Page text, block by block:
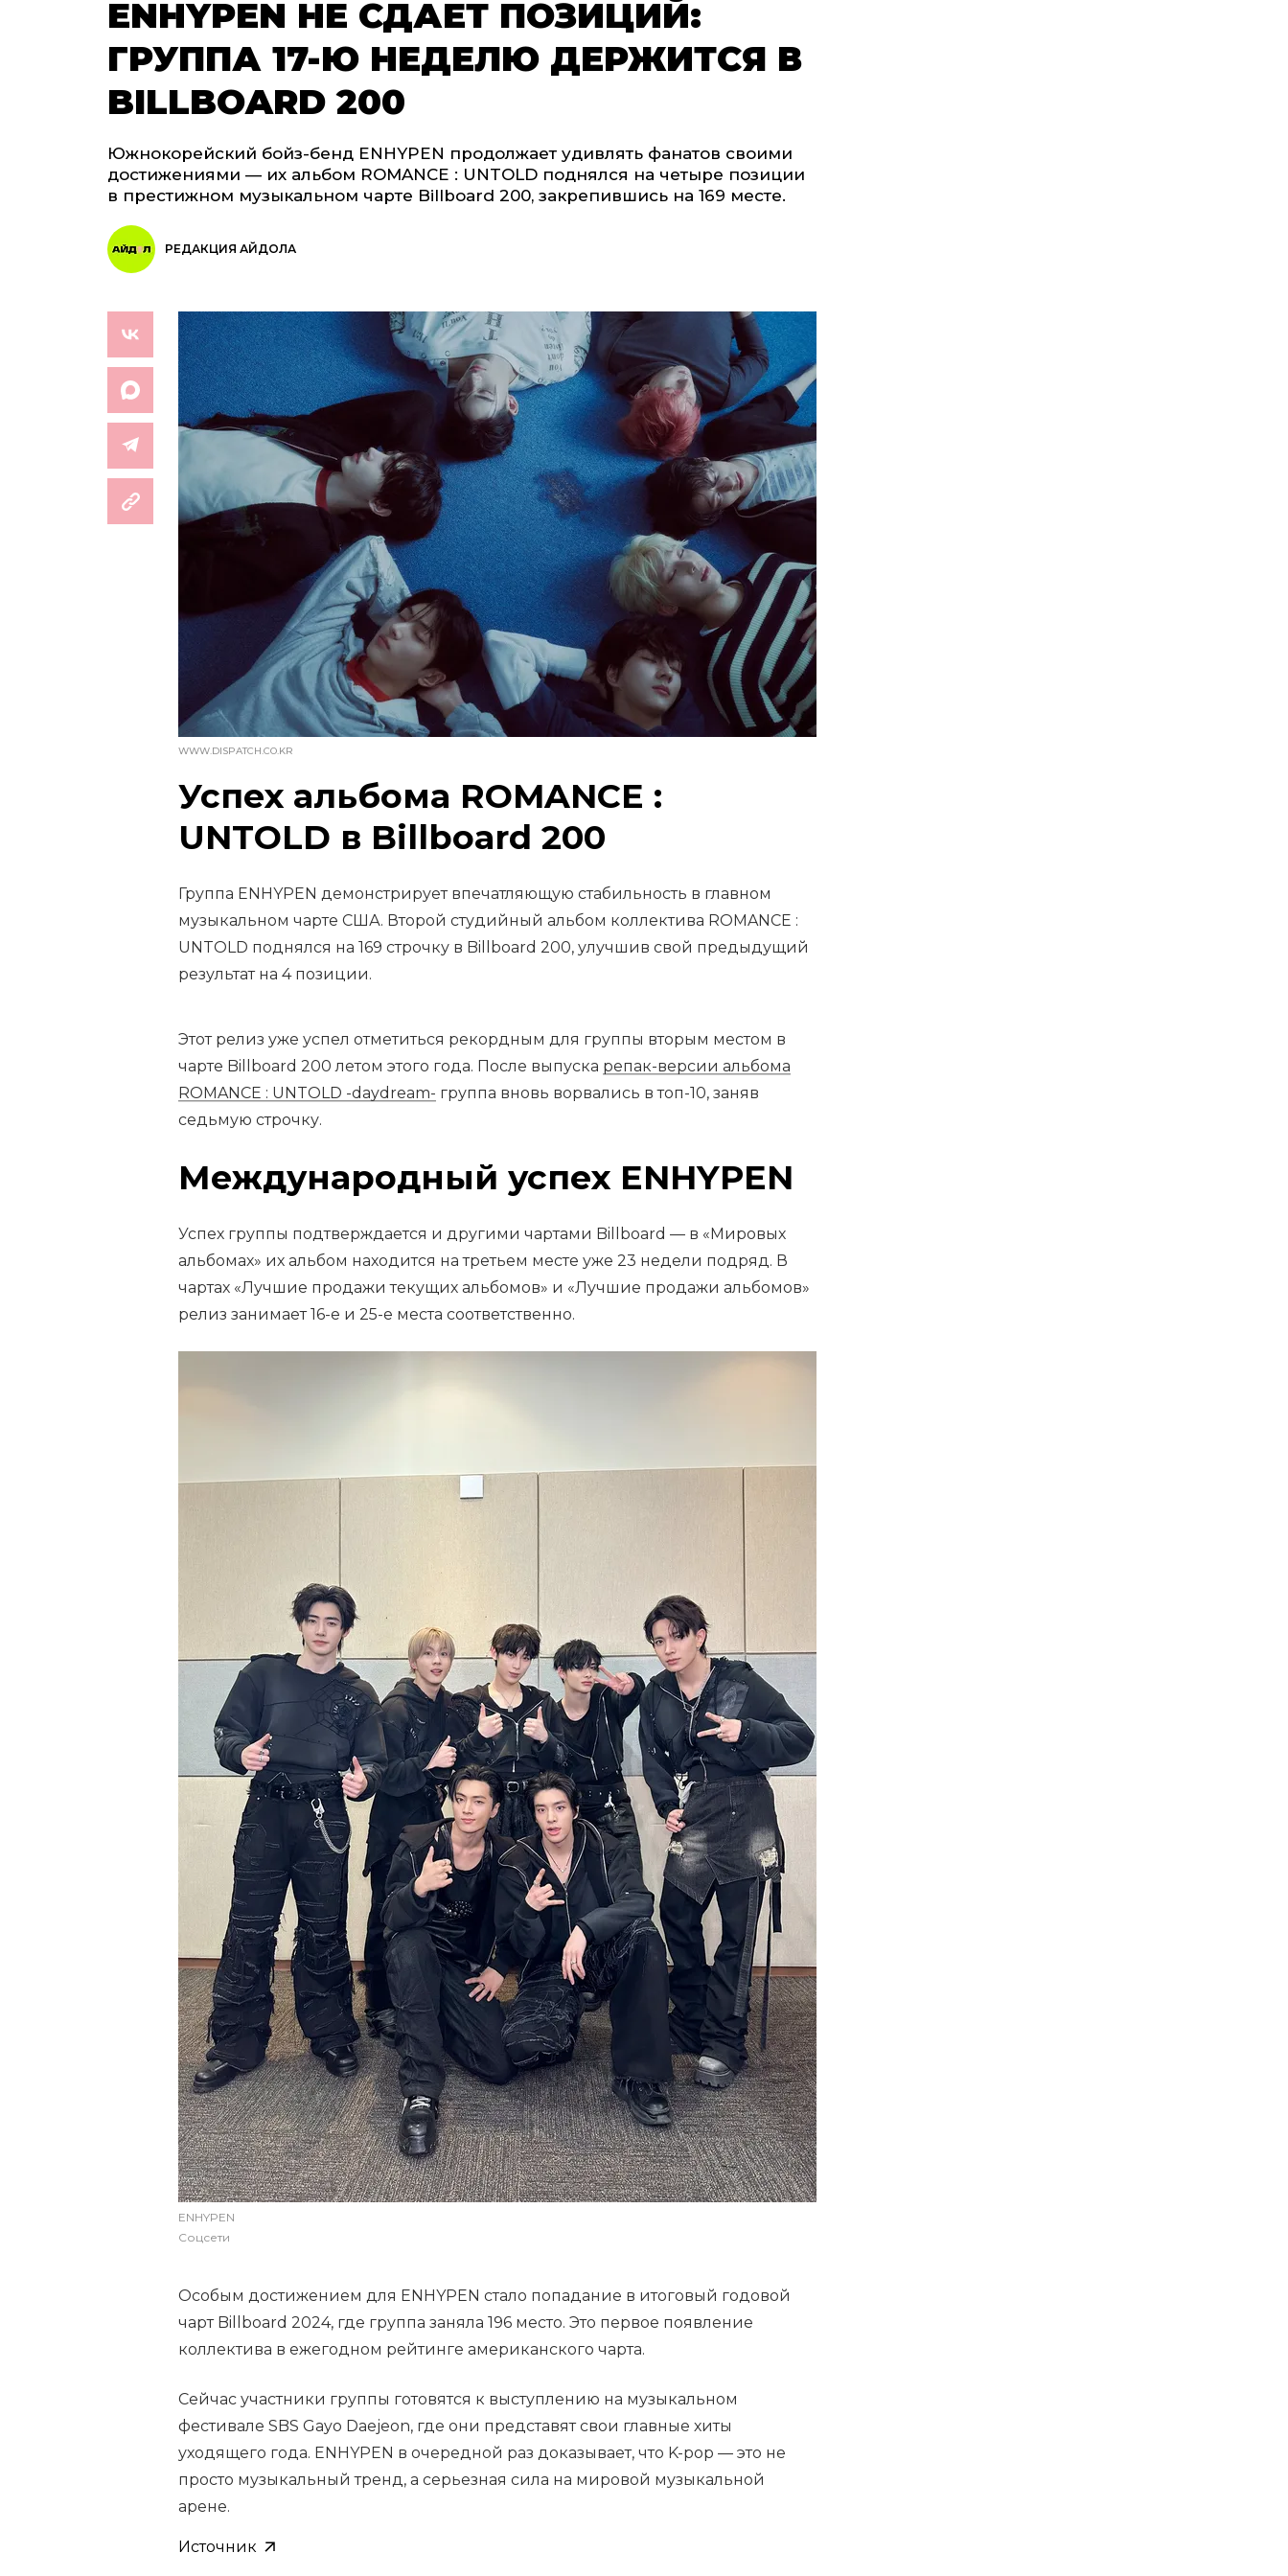
ENHYPEN НЕ СДАЕТ ПОЗИЦИЙ:
ГРУППА 17-Ю НЕДЕЛЮ ДЕРЖИТСЯ В
BILLBOARD 200
Южнокорейский бойз-бенд ENHYPEN продолжает удивлять фанатов своими
достижениями — их альбом ROMANCE : UNTOLD поднялся на четыре позиции
в престижном музыкальном чарте Billboard 200, закрепившись на 169 месте.
РЕДАКЦИЯ АЙДОЛА
WWW.DISPATCH.CO.KR
Успех альбома ROMANCE :
UNTOLD в Billboard 200
Группа ENHYPEN демонстрирует впечатляющую стабильность в главном
музыкальном чарте США. Второй студийный альбом коллектива ROMANCE :
UNTOLD поднялся на 169 строчку в Billboard 200, улучшив свой предыдущий
результат на 4 позиции.
Этот релиз уже успел отметиться рекордным для группы вторым местом в
чарте Billboard 200 летом этого года. После выпуска репак-версии альбома
ROMANCE : UNTOLD -daydream- группа вновь ворвались в топ-10, заняв
седьмую строчку.
Международный успех ENHYPEN
Успех группы подтверждается и другими чартами Billboard — в «Мировых
альбомах» их альбом находится на третьем месте уже 23 недели подряд. В
чартах «Лучшие продажи текущих альбомов» и «Лучшие продажи альбомов»
релиз занимает 16-е и 25-е места соответственно.
ENHYPEN
Соцсети
Особым достижением для ENHYPEN стало попадание в итоговый годовой
чарт Billboard 2024, где группа заняла 196 место. Это первое появление
коллектива в ежегодном рейтинге американского чарта.
Сейчас участники группы готовятся к выступлению на музыкальном
фестивале SBS Gayo Daejeon, где они представят свои главные хиты
уходящего года. ENHYPEN в очередной раз доказывает, что K-pop — это не
просто музыкальный тренд, а серьезная сила на мировой музыкальной
арене.
Источник